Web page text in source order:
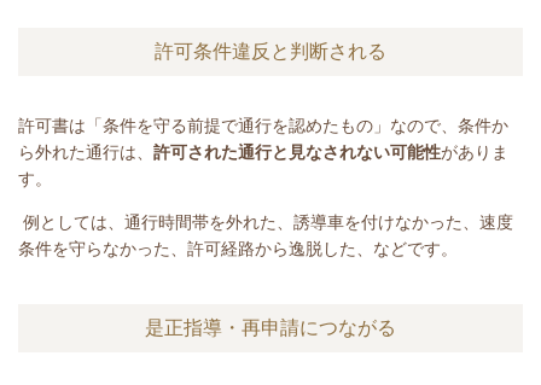
許可条件違反と判断される
許可書は「条件を守る前提で通行を認めたもの」なので、条件か
ら外れた通行は、 許可された通行と見なされない可能性がありま
す。
例としては、通行時間帯を外れた、誘導車を付けなかった、速度
条件を守らなかった、許可経路から逸脱した、などです。
是正指導・再申請につながる